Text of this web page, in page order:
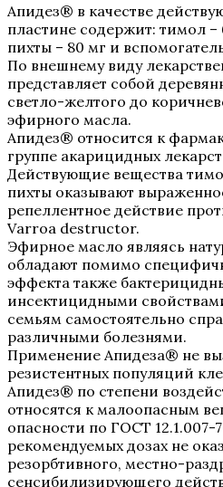
Апидез® в качестве
пластине содержит: тимол
пихты – 80 мг и
По внешнему виду
представляет собой
светло-желтого до
эфирного масла.
Апидез® относится к
группе акарицидных
Действующие вещества
пихты оказывают
репеллентное действие
Varroa destructor.
Эфирное масло являясь
обладают помимо
эффекта также
инсектицидными
семьям самостоятельно
различными болезнями.
Применение Апидеза® не
резистентных популяций
Апидез® по степени
относятся к малоопасным
опасности по ГОСТ
рекомендуемых дозах не
резорбтивного, местно-
сенсибилизирующего